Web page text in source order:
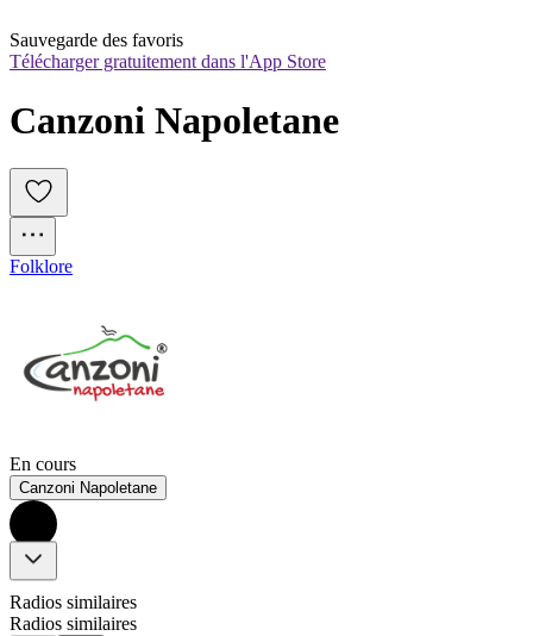
Sauvegarde des favoris
Télécharger gratuitement dans l'App Store
Canzoni Napoletane
Folklore
En cours
Canzoni Napoletane
Radios similaires
Radios similaires